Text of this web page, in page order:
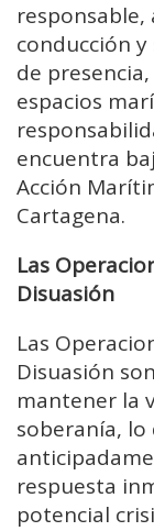
conducción
de
espacios
encuentra
Acción
Cartagena.
Las
Disuasión
Las
Disuasión
mantener la
soberanía,
respuesta
potencial